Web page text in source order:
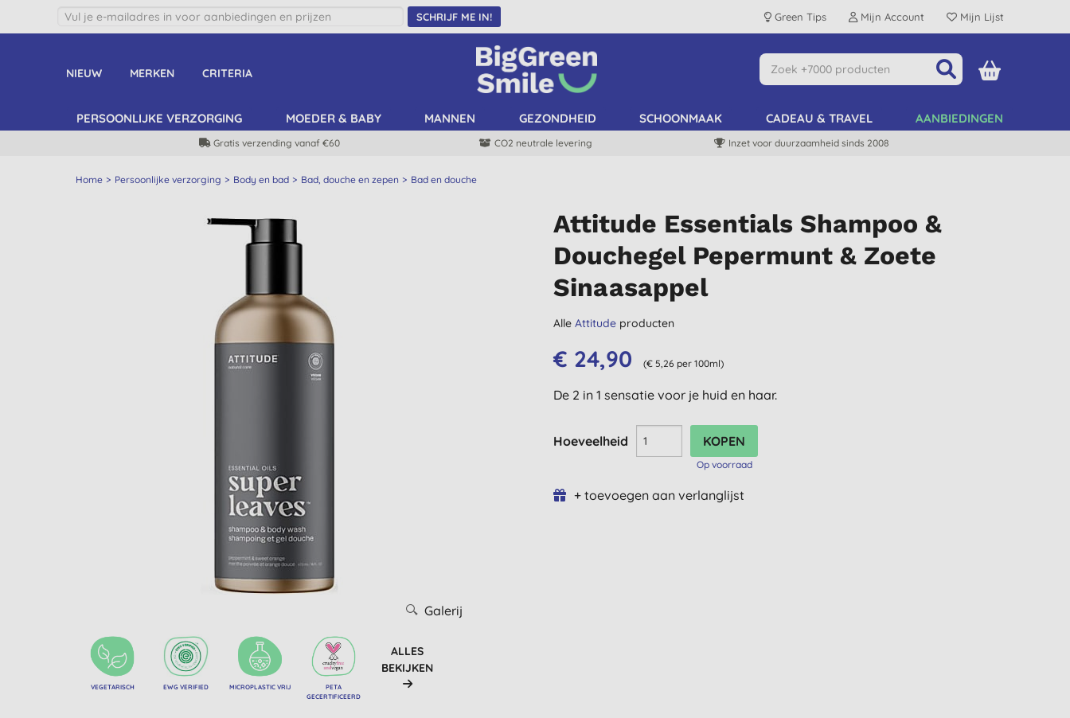
SCHRIJF ME IN! Green Tips Mijn Account Mijn Lijst
NIEUW MERKEN CRITERIA
PERSOONLIJKE VERZORGING MOEDER & BABY MANNEN GEZONDHEID SCHOONMAAK CADEAU & TRAVEL AANBIEDINGEN
Gratis verzending vanaf €60 CO2 neutrale levering Inzet voor duurzaamheid sinds 2008
Home Persoonlijke verzorging Body en bad Bad, douche en zepen Bad en douche
Galerij
VEGETARISCH EWG VERIFIED MICROPLASTIC VRIJ
PETA
GECERTIFICEERD
ALLES
BEKIJKEN
Attitude Essentials Shampoo &
Douchegel Pepermunt & Zoete
Sinaasappel
AlleAttitude producten
€ 24,90 (€ 5,26 per 100ml)
De 2 in 1 sensatie voor je huid en haar.
Hoeveelheid
Op voorraad
+ toevoegen aan verlanglijst